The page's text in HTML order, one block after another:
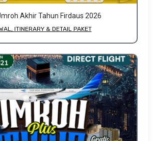
Akhir Tahun Firdaus 2026
ITINERARY & DETAIL PAKET